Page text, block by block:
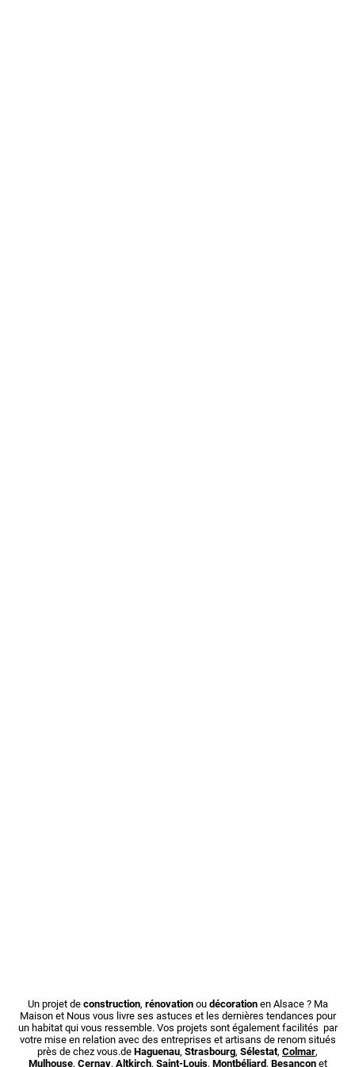
Un projet de construction, rénovationou décorationen Alsace ? Ma
Maison et Nous vous livre ses astuces et les dernières tendances pour
un habitat qui vous ressemble. Vos projets sont également facilités par
votre mise en relation avec des entreprises et artisans de renom situés
près de chez vous.de Haguenau, Strasbourg, Sélestat, Colmar,
Mulhouse, Cernay, Altkirch, Saint-Louis, Montbéliard, Besançonet